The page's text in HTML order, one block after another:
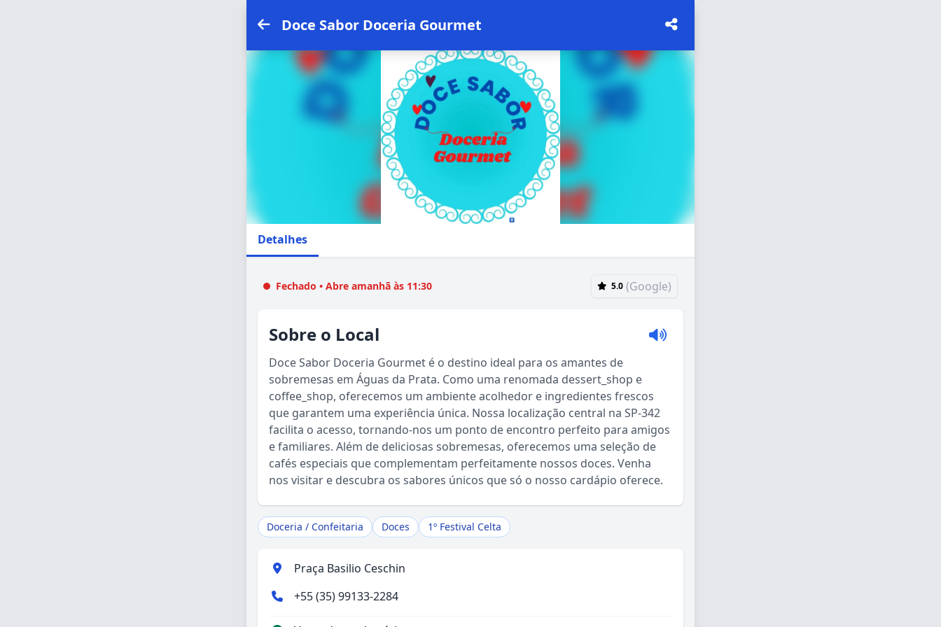
Doce Sabor Doceria Gourmet
Detalhes
Fechado • Abre amanhã às 11:30 5.0 (Google)
Sobre o Local
Doce Sabor Doceria Gourmet é o destino ideal para os amantes de
sobremesas em Águas da Prata. Como uma renomada dessert_shop e
coffee_shop, oferecemos um ambiente acolhedor e ingredientes frescos
que garantem uma experiência única. Nossa localização central na SP-342
facilita o acesso, tornando-nos um ponto de encontro perfeito para amigos
e familiares. Além de deliciosas sobremesas, oferecemos uma seleção de
cafés especiais que complementam perfeitamente nossos doces. Venha
nos visitar e descubra os sabores únicos que só o nosso cardápio oferece.
Doceria / Confeitaria Doces 1º Festival Celta
Praça Basilio Ceschin
+55 (35) 99133-2284
Sou Turista em Águas da Prata